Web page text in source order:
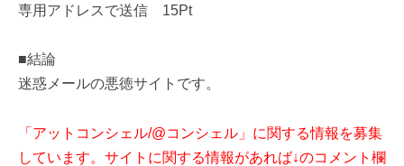
専用アドレスで送信 15Pt
■結論
迷惑メールの悪徳サイトです。
「アットコンシェル/@コンシェル」に関する情報を募集
しています。サイトに関する情報があれば↓のコメント欄